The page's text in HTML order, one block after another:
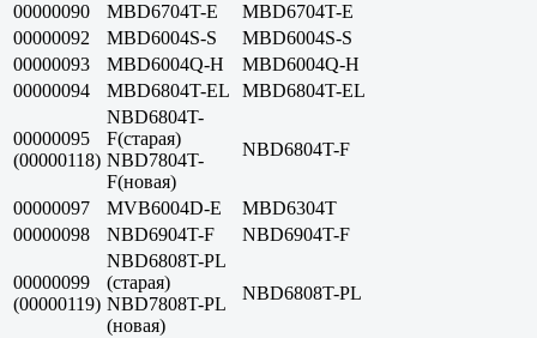
00000090
MBD6704T-E
MBD6704T-E
00000092
MBD6004S-S
MBD6004S-S
00000093
MBD6004Q-H
MBD6004Q-H
00000094
MBD6804T-EL MBD6804T-EL
00000095
(00000118)
NBD6804T-
F(старая)
NBD7804T-
F(новая)
NBD6804T-F
00000097 MVB6004D-E
MBD6304T
00000098
NBD6904T-F NBD6904T-F
00000099
(00000119)
NBD6808T-PL
(старая)
NBD7808T-PL
(новая)
NBD6808T-PL